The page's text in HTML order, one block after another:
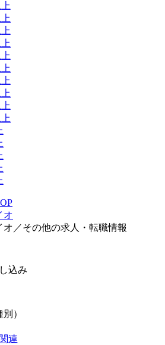
オ
オ／その他の求人・転職情報
込み
）
連